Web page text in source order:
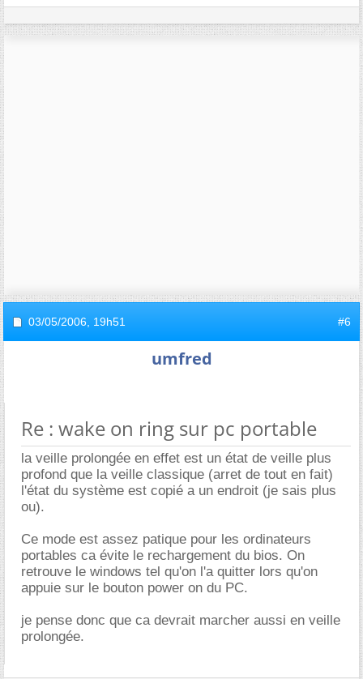
03/05/2006, 19h51 #6
umfred
Re : wake on ring sur pc portable
la veille prolongée en effet est un état de veille plus
profond que la veille classique (arret de tout en fait)
l'état du système est copié a un endroit (je sais plus
ou).
Ce mode est assez patique pour les ordinateurs
portables ca évite le rechargement du bios. On
retrouve le windows tel qu'on l'a quitter lors qu'on
appuie sur le bouton power on du PC.
je pense donc que ca devrait marcher aussi en veille
prolongée.